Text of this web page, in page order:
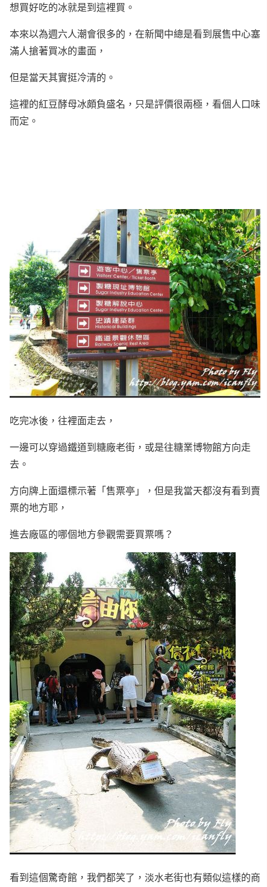
想買好吃的冰就是到這裡買。
本來以為週六人潮會很多的，在新聞中總是看到展售中心塞
滿人搶著買冰的畫面，
但是當天其實挺冷清的。
這裡的紅豆酵母冰頗負盛名，只是評價很兩極，看個人口味
而定。
吃完冰後，往裡面走去，
一邊可以穿過鐵道到糖廠老街，或是往糖業博物館方向走
去。
方向牌上面還標示著「售票亭」，但是我當天都沒有看到賣
票的地方耶，
進去廠區的哪個地方參觀需要買票嗎？
看到這個驚奇館，我們都笑了，淡水老街也有類似這樣的商